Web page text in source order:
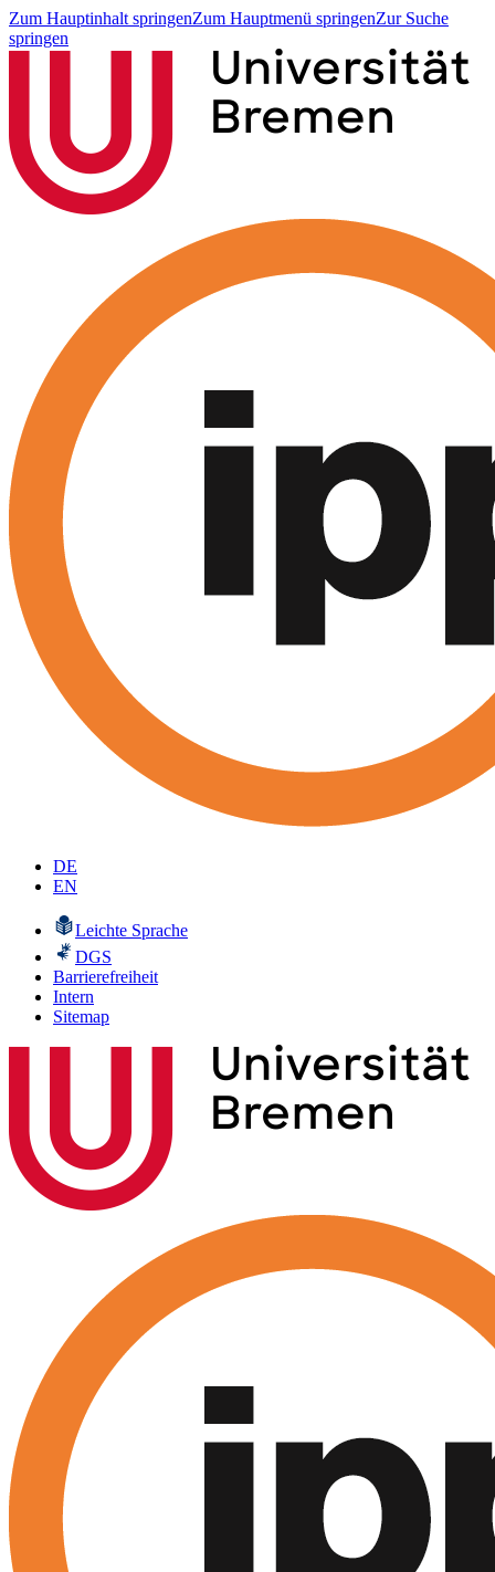
Zum Hauptinhalt springenZum Hauptmenü springenZur Suche
springen
DE
EN
Leichte Sprache
DGS
Barrierefreiheit
Intern
Sitemap